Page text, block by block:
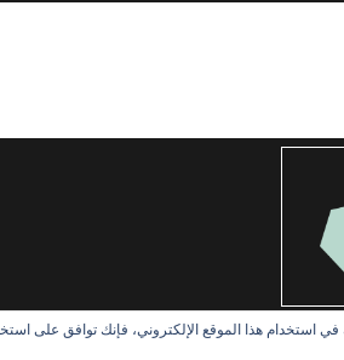
استخدام هذا الموقع الإلكتروني، فإنك توافق على